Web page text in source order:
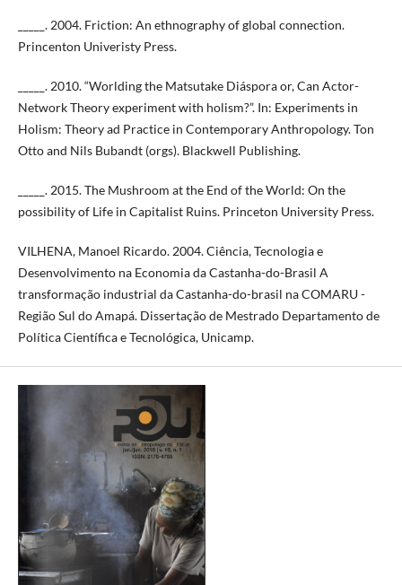
_____. 2004. Friction: An ethnography of global connection.
Princenton Univeristy Press.
_____. 2010. “Worlding the Matsutake Diáspora or, Can Actor-
Network Theory experiment with holism?”. In: Experiments in
Holism: Theory ad Practice in Contemporary Anthropology. Ton
Otto and Nils Bubandt (orgs). Blackwell Publishing.
_____. 2015. The Mushroom at the End of the World: On the
possibility of Life in Capitalist Ruins. Princeton University Press.
VILHENA, Manoel Ricardo. 2004. Ciência, Tecnologia e
Desenvolvimento na Economia da Castanha-do-Brasil A
transformação industrial da Castanha-do-brasil na COMARU -
Região Sul do Amapá. Dissertação de Mestrado Departamento de
Política Científica e Tecnológica, Unicamp.